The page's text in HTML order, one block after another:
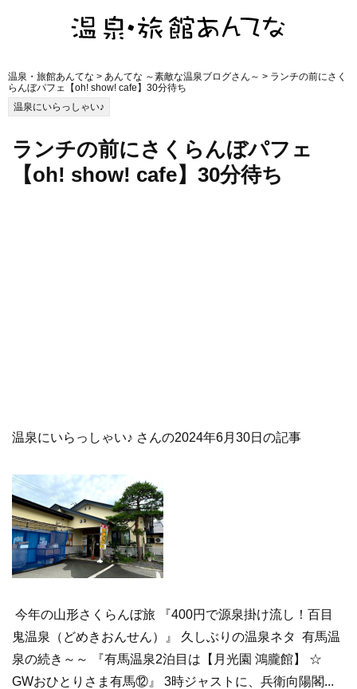
温泉・旅館あんてな > あんてな ～素敵な温泉ブログさん～ > ランチの前にさく
らんぼパフェ【oh! show! cafe】30分待ち
温泉にいらっしゃい♪
ランチの前にさくらんぼパフェ
【oh! show! cafe】30分待ち
温泉にいらっしゃい♪ さんの2024年6月30日の記事
今年の山形さくらんぼ旅 『400円で源泉掛け流し！百目
鬼温泉（どめきおんせん）』 久しぶりの温泉ネタ 有馬温
泉の続き～～ 『有馬温泉2泊目は【月光園 鴻朧館】 ☆
GWおひとりさま有馬⑫』 3時ジャストに、兵衛向陽閣...